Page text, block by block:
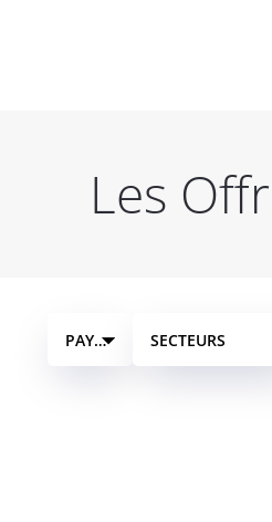
Les
PAYS
DE LA
SECTEURS